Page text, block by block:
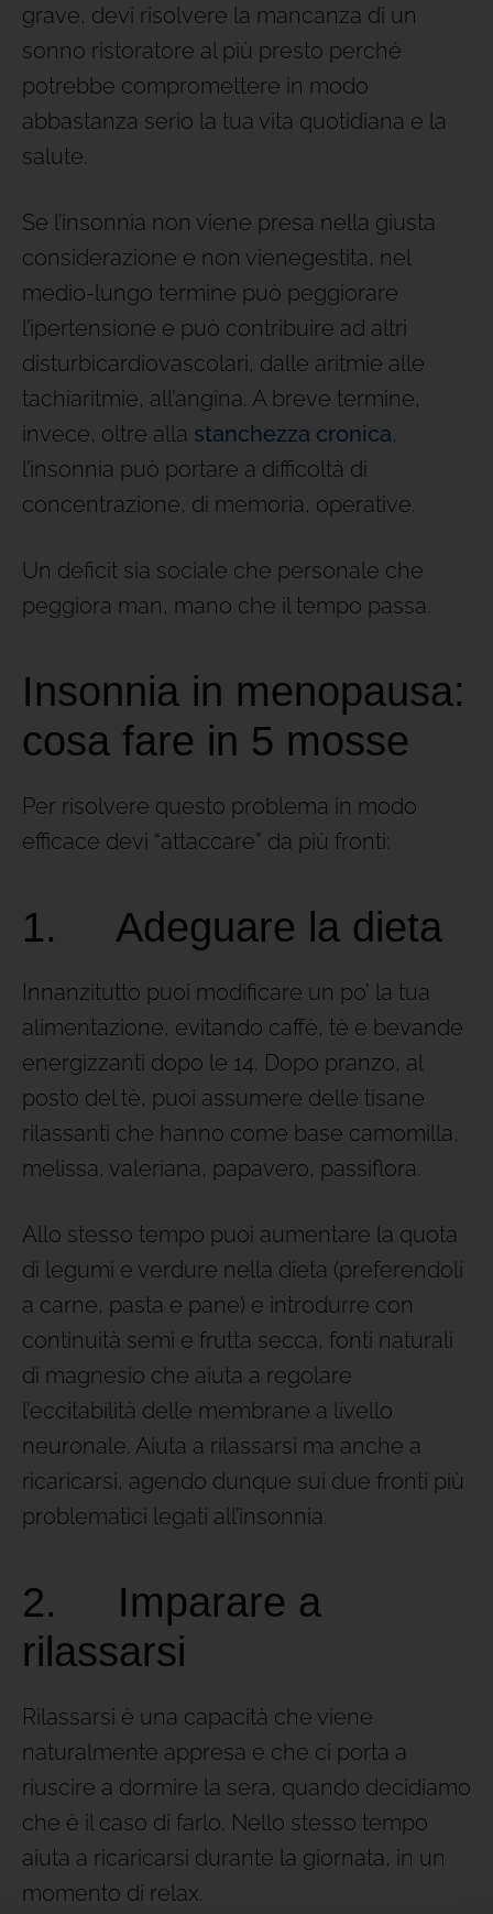
grave, devi risolvere la mancanza di un
sonno ristoratore al più presto perché
potrebbe compromettere in modo
abbastanza serio la tua vita quotidiana e la
salute.
Se l’insonnia non viene presa nella giusta
considerazione e non vienegestita, nel
medio-lungo termine può peggiorare
l’ipertensione e può contribuire ad altri
disturbicardiovascolari, dalle aritmie alle
tachiaritmie, all’angina. A breve termine,
invece, oltre alla stanchezza cronica,
l’insonnia può portare a difficoltà di
concentrazione, di memoria, operative.
Un deficit sia sociale che personale che
peggiora man, mano che il tempo passa.
Insonnia in menopausa:
cosa fare in 5 mosse
Per risolvere questo problema in modo
efficace devi “attaccare” da più fronti:
1. Adeguare la dieta
Innanzitutto puoi modificare un po’ la tua
alimentazione, evitando caffè, tè e bevande
energizzanti dopo le 14. Dopo pranzo, al
posto del tè, puoi assumere delle tisane
rilassanti che hanno come base camomilla,
melissa, valeriana, papavero, passiflora.
Allo stesso tempo puoi aumentare la quota
di legumi e verdure nella dieta (preferendoli
a carne, pasta e pane) e introdurre con
continuità semi e frutta secca, fonti naturali
di magnesio che aiuta a regolare
l’eccitabilità delle membrane a livello
neuronale. Aiuta a rilassarsi ma anche a
ricaricarsi, agendo dunque sui due fronti più
problematici legati all’insonnia.
2. Imparare a
rilassarsi
Rilassarsi è una capacità che viene
naturalmente appresa e che ci porta a
riuscire a dormire la sera, quando decidiamo
che è il caso di farlo. Nello stesso tempo
aiuta a ricaricarsi durante la giornata, in un
momento di relax.